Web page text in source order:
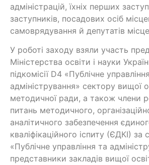
адміністрацій, їхніх перших
заступників, посадових осіб
самоврядування й депутатів
У роботі заходу взяли участь
Міністерства освіти і науки
підкомісії D4 «Публічне
адміністрування» сектору вищої
методичної ради, а також члени
питань методичного,
аналітичного забезпечення
кваліфікаційного іспиту (ЄДКІ) за
«Публічне управління та
представники закладів вищої